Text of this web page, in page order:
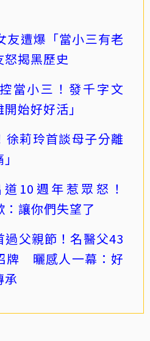
友遭爆「當小三有老
怒揭黑歷史
當小三！發千字文
始好好活」
徐莉玲首談母子分離
道10週年惹眾怒！
讓你們失望了
過父親節！名醫父43
牌 曬感人一幕：好
承